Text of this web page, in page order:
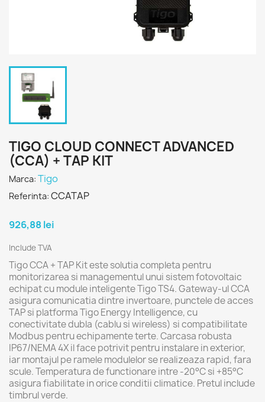
TIGO CLOUD CONNECT ADVANCED
(CCA) + TAP KIT
Marca: Tigo
Referinta: CCATAP
926,88 lei
Include TVA
Tigo CCA + TAP Kit este solutia completa pentru
monitorizarea si managementul unui sistem fotovoltaic
echipat cu module inteligente Tigo TS4. Gateway-ul CCA
asigura comunicatia dintre invertoare, punctele de acces
TAP si platforma Tigo Energy Intelligence, cu
conectivitate dubla (cablu si wireless) si compatibilitate
Modbus pentru echipamente terte. Carcasa robusta
IP67/NEMA 4X il face potrivit pentru instalare in exterior,
iar montajul pe ramele modulelor se realizeaza rapid, fara
scule. Temperatura de functionare intre -20°C si +85°C
asigura fiabilitate in orice conditii climatice. Pretul include
timbrul verde.